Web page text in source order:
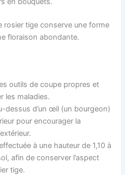
rosier tige conserve une forme
floraison abondante.
outils de coupe propres et
les maladies.
dessus d’un œil (un bourgeon)
pour encourager la
à une hauteur de 1,10 à
afin de conserver l’aspect
tige.